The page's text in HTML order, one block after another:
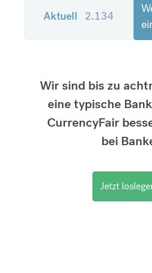
Aktuell 2.134
Wir sind bis zu
eine typische
CurrencyFair
bei
Jetzt